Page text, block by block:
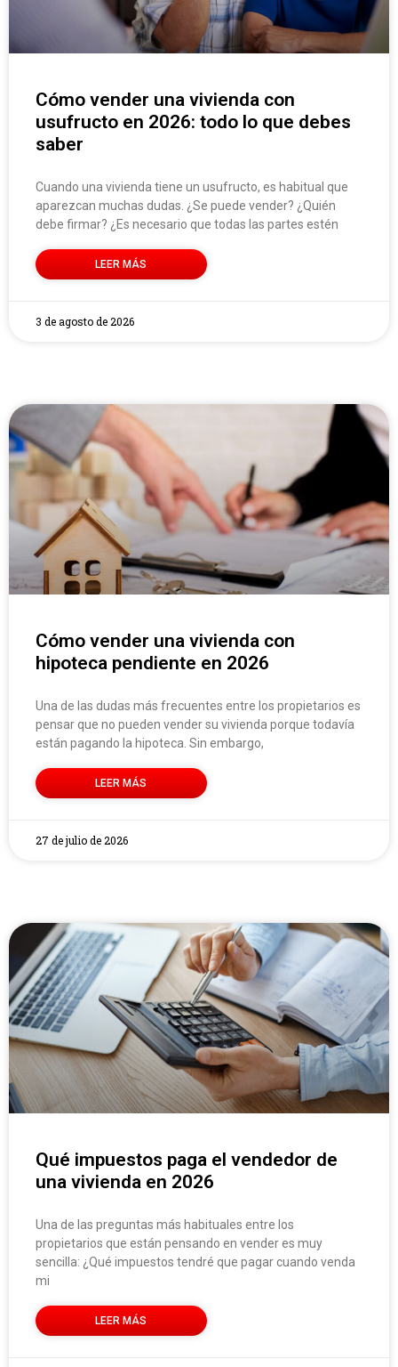
Cómo vender una vivienda con
usufructo en 2026: todo lo que debes
saber
Cuando una vivienda tiene un usufructo, es habitual que
aparezcan muchas dudas. ¿Se puede vender? ¿Quién
debe firmar? ¿Es necesario que todas las partes estén
LEER MÁS
3 de agosto de 2026
Cómo vender una vivienda con
hipoteca pendiente en 2026
Una de las dudas más frecuentes entre los propietarios es
pensar que no pueden vender su vivienda porque todavía
están pagando la hipoteca. Sin embargo,
LEER MÁS
27 de julio de 2026
Qué impuestos paga el vendedor de
una vivienda en 2026
Una de las preguntas más habituales entre los
propietarios que están pensando en vender es muy
sencilla: ¿Qué impuestos tendré que pagar cuando venda
mi
LEER MÁS